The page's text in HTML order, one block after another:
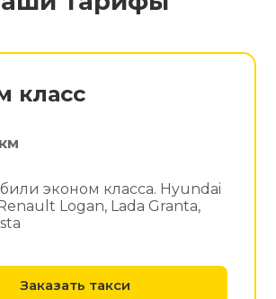
класс
эконом класса. Hyundai
Logan, Lada Granta,
Заказать такси